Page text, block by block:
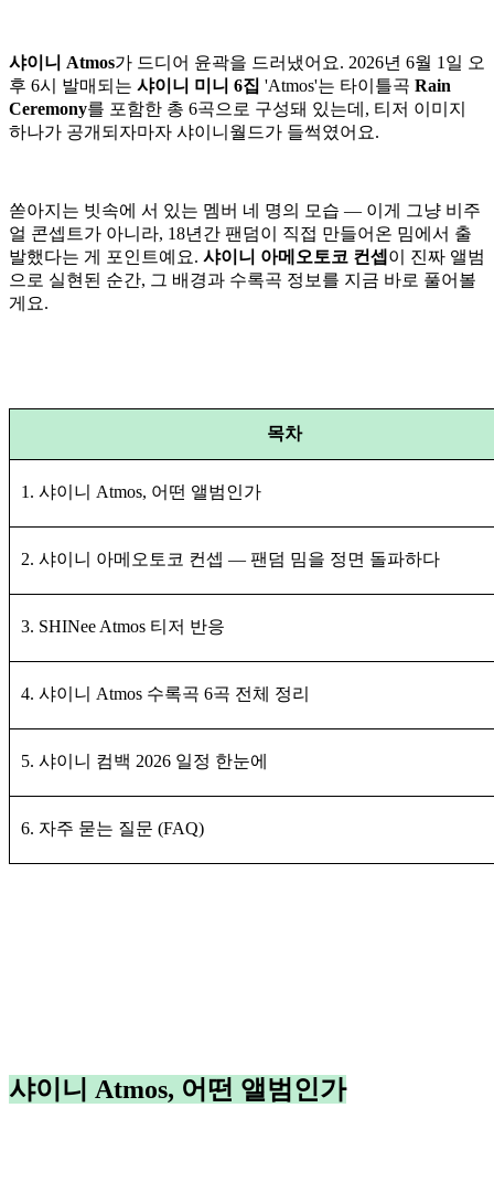
샤이니 Atmos가 드디어 윤곽을 드러냈어요. 2026년 6월 1일 오
후 6시 발매되는 샤이니 미니 6집 'Atmos'는 타이틀곡 Rain
Ceremony를 포함한 총 6곡으로 구성돼 있는데, 티저 이미지
하나가 공개되자마자 샤이니월드가 들썩였어요.
쏟아지는 빗속에 서 있는 멤버 네 명의 모습 — 이게 그냥 비주
얼 콘셉트가 아니라, 18년간 팬덤이 직접 만들어온 밈에서 출
발했다는 게 포인트예요. 샤이니 아메오토코 컨셉 이 진짜 앨범
으로 실현된 순간, 그 배경과 수록곡 정보를 지금 바로 풀어볼
게요.
목차
1. 샤이니 Atmos, 어떤 앨범인가
2. 샤이니 아메오토코 컨셉 — 팬덤 밈을 정면 돌파하다
3. SHINee Atmos 티저 반응
4. 샤이니 Atmos 수록곡 6곡 전체 정리
5. 샤이니 컴백 2026 일정 한눈에
6. 자주 묻는 질문 (FAQ)
샤이니 Atmos, 어떤 앨범인가